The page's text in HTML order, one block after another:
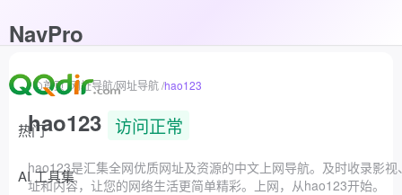
NavPro
热门
AI 工具集
首页/网址导航/网址导航/hao123
hao123 访问正常
hao123是汇集全网优质网址及资源的中文上网导航。及时收录影
址和内容，让您的网络生活更简单精彩。上网，从hao123开始。